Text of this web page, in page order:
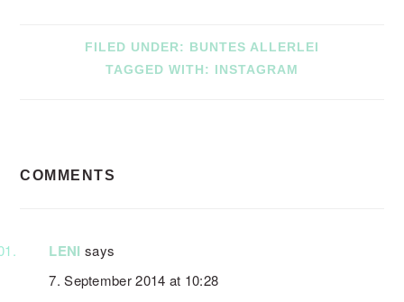
FILED UNDER: BUNTES ALLERLEI
TAGGED WITH: INSTAGRAM
INTERACTIONS
COMMENTS
LENI says
7. September 2014 at 10:28